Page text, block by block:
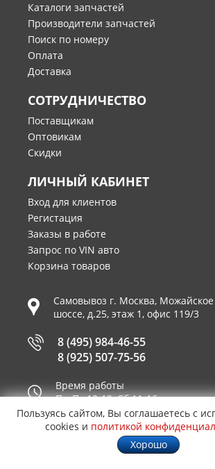
Каталоги запчастей
Производители запчастей
Поиск по номеру
Оплата
Доставка
СОТРУДНИЧЕСТВО
Поставщикам
Оптовикам
Скидки
ЛИЧНЫЙ КАБИНЕТ
Вход для клиентов
Регистация
Заказы в работе
Запрос по VIN авто
Корзина товаров
Самовывоз г. Москва, Можайское
шоссе, д.25, этаж 1, офис 119/3
8 (495) 984-46-55
8 (925) 507-75-56
Время работы
Пн-Пт 10-19, Сб 11-16
Принимаем к оплате
Пользуясь сайтом, Вы соглашаетесь с
cookies и политикой
Хорошо